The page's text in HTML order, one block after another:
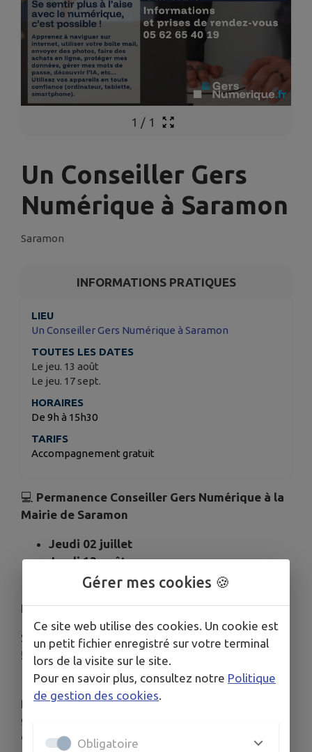
1 / 1
Un Conseiller Gers
Numérique à Saramon
Saramon
INFORMATIONS PRATIQUES
LIEU
Un Conseiller Gers Numérique à Saramon
TOUTES LES DATES
Le jeu. 13 août
Le jeu. 17 sept.
HORAIRES
De 9h à 15h30
TARIFS
Accompagnement gratuit
💻 Permanence Conseiller Gers Numérique à la
Mairie de Saramon
Jeudi 02 juillet
Jeudi 13 août
Jeudi 17 septembre
De 9h à 12h et de 13h30 à 16h30
Se sentir à l’aise avec le numérique, c’est possible
!
📍 Le conseiller Gers Numérique se déplace au
plus près de chez vous pour vous accompagner
gratuitement et individuellement sous forme
d'atelier.
Gérer mes cookies 🍪
Ce site web utilise des cookies. Un cookie est
un petit fichier enregistré sur votre terminal
lors de la visite sur le site.
Pour en savoir plus, consultez notre Politique
de gestion des cookies.
Obligatoire